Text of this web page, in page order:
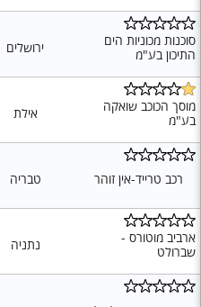
סוכנות מכוניות הים
התיכון בע"מ
ירושלים
מוסך הכוכב שואקה
בע"מ
אילת
רכב טרייד-אין זוהר טבריה
ארביב מוטורס -
שברולט
נתניה